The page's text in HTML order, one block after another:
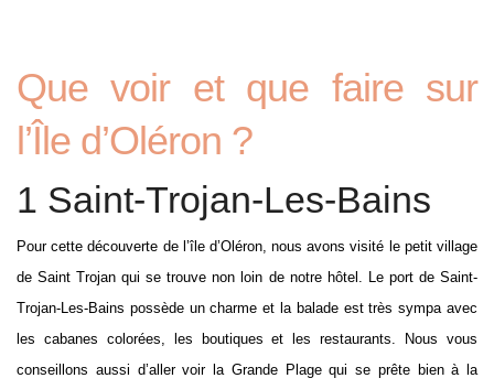
Que voir et que faire sur
l’Île d’Oléron ?
1 Saint-Trojan-Les-Bains
Pour cette découverte de l’île d’Oléron, nous avons visité le petit village
de Saint Trojan qui se trouve non loin de notre hôtel. Le port de Saint-
Trojan-Les-Bains possède un charme et la balade est très sympa avec
les cabanes colorées, les boutiques et les restaurants. Nous vous
conseillons aussi d’aller voir la Grande Plage qui se prête bien à la